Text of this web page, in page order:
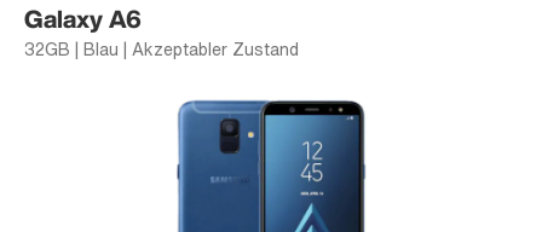
Galaxy A6
32GB | Blau | Akzeptabler Zustand